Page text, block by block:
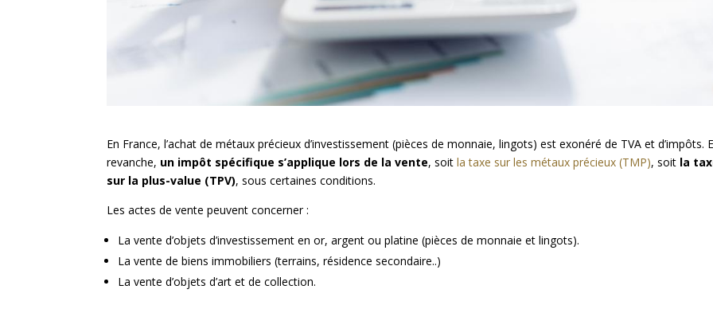
En France, l’achat de métaux précieux d’investissement (pièces de monnaie, lingots) est exonéré de TVA et d’impôts.
revanche, un impôt spécifique s’applique lors de la vente, soitla taxe sur les métaux précieux (TMP), soit la
sur la plus-value (TPV), sous certaines conditions.
Les actes de vente peuvent concerner :
La vente d’objets d’investissement en or, argent ou platine (pièces de monnaie et lingots).
La vente de biens immobiliers (terrains, résidence secondaire..)
La vente d’objets d’art et de collection.